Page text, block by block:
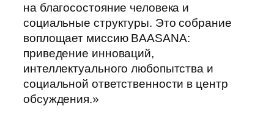
на благосостояние человека и
социальные структуры. Это собрание
воплощает миссию BAASANA:
приведение инноваций,
интеллектуального любопытства и
социальной ответственности в центр
обсуждения.»